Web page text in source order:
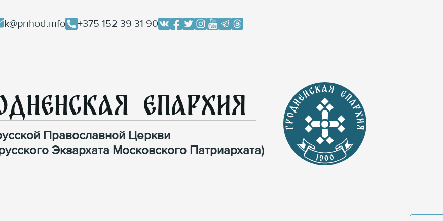
k@prihod.info +375 152 39 31 90
Епархия
Православной Церкви
Экзархата Московского Патриархата)